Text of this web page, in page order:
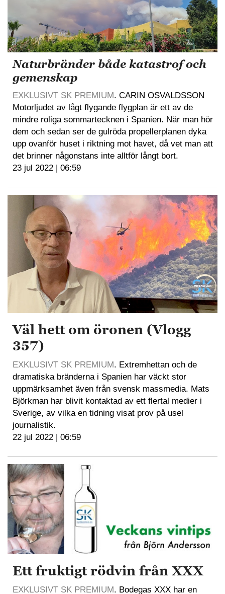
Naturbränder både katastrof och
gemenskap
EXKLUSIVT SK PREMIUM. CARIN OSVALDSSON
Motorljudet av lågt flygande flygplan är ett av de
mindre roliga sommartecknen i Spanien. När man hör
dem och sedan ser de gulröda propellerplanen dyka
upp ovanför huset i riktning mot havet, då vet man att
det brinner någonstans inte alltför långt bort.
23 jul 2022 | 06:59
Väl hett om öronen (Vlogg
357)
EXKLUSIVT SK PREMIUM. Extremhettan och de
dramatiska bränderna i Spanien har väckt stor
uppmärksamhet även från svensk massmedia. Mats
Björkman har blivit kontaktad av ett flertal medier i
Sverige, av vilka en tidning visat prov på usel
journalistik.
22 jul 2022 | 06:59
Ett fruktigt rödvin från XXX
EXKLUSIVT SK PREMIUM. Bodegas XXX har en